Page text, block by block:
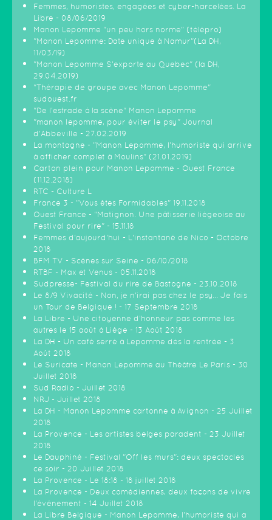
Femmes, humoristes, engagées et cyber-harcelées. La
Libre - 08/06/2019
Manon Lepomme "un peu hors norme" (télépro)
"Manon Lepomme: Date unique à Namur"(La DH,
11/03/19)
"Manon Lepomme S'exporte au Quebec" (la DH,
29.04.2019)
"Thérapie de groupe avec Manon Lepomme"
sudouest.fr
"De l'estrade à la scène" Manon Lepomme
"manon lepomme, pour éviter le psy" Journal
d'Abbeville - 27.02.2019
La montagne - "Manon Lepomme, l'humoriste qui arrive
à afficher complet à Moulins" (21.01.2019)
Carton plein pour Manon Lepomme - Ouest France
(11.12.2018)
RTC - Culture L
France 3 - "Vous êtes Formidables" 19.11.2018
Ouest France - "Matignon. Une pâtisserie liégeoise au
Festival pour rire" - 15.11.18
Femmes d'aujourd'hui - L'instantané de Nico - Octobre
2018
BFM TV - Scènes sur Seine - 06/10/2018
RTBF - Max et Venus - 05.11.2018
Sudpresse- Festival du rire de Bastogne - 23.10.2018
Le 8/9 Vivacité - Non, je n'irai pas chez le psy... Je fais
un Tour de Belgique ! - 17 Septembre 2018
La Libre - Une citoyenne d’honneur pas comme les
autres le 15 août à Liège - 13 Août 2018
La DH - Un café serré à Lepomme dès la rentrée - 3
Août 2018
Le Suricate - Manon Lepomme au Théâtre Le Paris - 30
Juillet 2018
Sud Radio - Juillet 2018
NRJ - Juillet 2018
La DH - Manon Lepomme cartonne à Avignon - 25 Juillet
2018
La Provence - Les artistes belges paradent - 23 Juillet
2018
Le Dauphiné - Festival "Off les murs": deux spectacles
ce soir - 20 Juillet 2018
La Provence - Le 18:18 - 18 juillet 2018
La Provence - Deux comédiennes, deux façons de vivre
l'événement - 14 Juillet 2018
La Libre Belgique - Manon Lepomme, l'humoriste qui a